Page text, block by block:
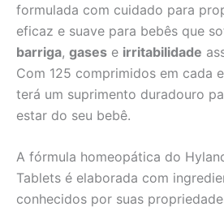
formulada com cuidado para
eficaz e suave para bebês que
barriga, gases e irritabilidade
Com 125 comprimidos em cada
terá um suprimento duradouro
estar do seu bebê.
A fórmula homeopática do
Tablets é elaborada com
conhecidos por suas